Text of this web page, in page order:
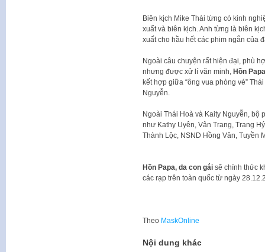
Biên kịch Mike Thái từng có kinh
xuất và biên kịch. Anh từng là biên
xuất cho hầu hết các phim ngắn của
Ngoài câu chuyện rất hiện đại, phù
nhưng được xử lí văn minh, Hồn
kết hợp giữa “ông vua phòng vé”
Nguyễn.
Ngoài Thái Hoà và Kaity Nguyễn, bộ
như Kathy Uyên, Vân Trang, Trang
Thành Lộc, NSND Hồng Vân, Tuyền
Hồn Papa, da con gáisẽ chính thức
các rạp trên toàn quốc từ ngày
Theo MaskOnline
Nội dung khác